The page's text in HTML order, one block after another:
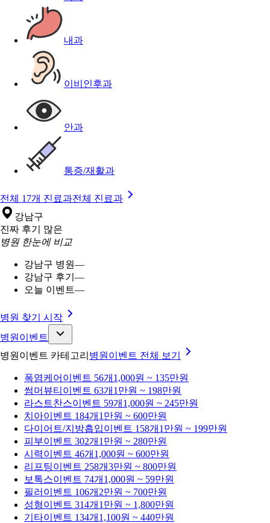
내과
이비인후과
안과
통증/재활과
전체 17개 진료과전체 진료과
강남구
진짜 후기 많은
병원 한눈에 비교
강남구 병원—
강남구 후기 —
오늘 이벤트—
병원 찾기 시작
병원이벤트
병원이벤트 카테고리 병원이벤트 전체 보기
폭염케어 이벤트 56개 1,000원 ~ 135만원
썸머뷰티 이벤트 63개 1만원 ~ 198만원
라스트찬스이벤트 59개 1,000원 ~ 245만원
치아이벤트 184개 1만원 ~ 600만원
다이어트/지방흡입이벤트 158개 1만원 ~ 199만원
피부이벤트 302개 1만원 ~ 280만원
시력이벤트 46개 1,000원 ~ 600만원
리프팅이벤트 258개3만원 ~ 800만원
보톡스이벤트 74개 1,000원 ~ 59만원
필러 이벤트 106개 2만원 ~ 700만원
성형이벤트 314개 1만원 ~ 1,800만원
기타이벤트 134개 1,100원 ~ 440만원